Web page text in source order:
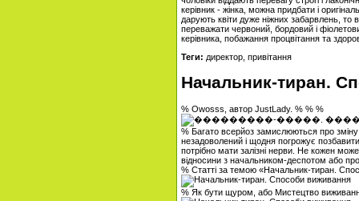
керівник - жінка, можна придбати і
дарують квіти дуже ніжних забарвлень, то
переважати червоний, бордовий і
керівника, побажання процвітання та
Теги: директор, привітання
Начальник-тиран.
% Owosss, автор JustLady. % % %
% Багато всерйоз замислюються про
незадоволений і щодня погрожує
потрібно мати залізні нерви. Не кожен
відносини з начальником-деспотом або
% Статті за темою «Начальник-тиран.
% Як бути щуром, або Мистецтво